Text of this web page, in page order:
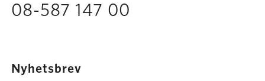
08-587 147 00
Nyhetsbrev